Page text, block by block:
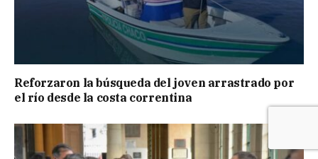
Reforzaron la búsqueda del joven arrastrado por
el río desde la costa correntina